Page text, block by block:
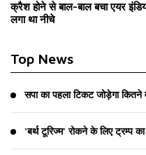
क्रैश होने से बाल-बाल बचा एयर
लगा था नीचे
Top News
सपा का पहला टिकट जोड़ेगा कितने
‘बर्थ टूरिज्म’ रोकने के लिए ट्रम्प